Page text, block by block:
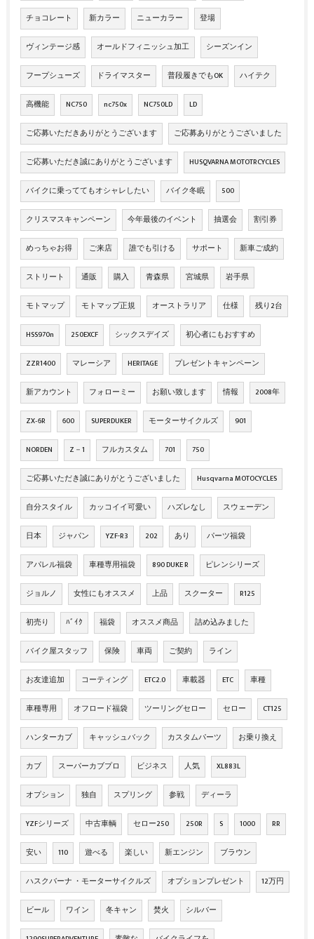
チョコレート 新カラー ニューカラー 登場
ヴィンテージ感 オールドフィニッシュ加工 シーズンイン
フープシューズ ドライマスター 普段履きでもOK ハイテク
高機能 NC750 nc750x NC750LD LD
ご応募いただきありがとうございます ご応募ありがとうございました
ご応募いただき誠にありがとうございます HUSQVARNA MOTOTRCYCLES
バイクに乗っててもオシャレしたい バイク冬眠 500
クリスマスキャンペーン 今年最後のイベント 抽選会 割引券
めっちゃお得 ご来店 誰でも引ける サポート 新車ご成約
ストリート 通販 購入 青森県 宮城県 岩手県
モトマップ モトマップ正規 オーストラリア 仕様 残り2台
HSS970n 250EXCF シックスデイズ 初心者にもおすすめ
ZZR1400 マレーシア HERITAGE プレゼントキャンペーン
新アカウント フォローミー お願い致します 情報 2008年
ZX‐6R 600 SUPERDUKER モーターサイクルズ 901
NORDEN Z－1 フルカスタム 701 750
ご応募いただき誠にありがとうございました Husqvarna MOTOCYCLES
自分スタイル カッコイイ可愛い ハズレなし スウェーデン
日本 ジャパン YZF-R3 202 あり パーツ福袋
アパレル福袋 車種専用福袋 890 DUKE R ピレンシリーズ
ジョルノ 女性にもオススメ 上品 スクーター R125
初売り ﾊﾞｲｸ 福袋 オススメ商品 詰め込みました
バイク屋スタッフ 保険 車両 ご契約 ライン
お友達追加 コーティング ETC2.0 車載器 ETC 車種
車種専用 オフロード福袋 ツーリングセロー セロー CT125
ハンターカブ キャッシュバック カスタムパーツ お乗り換え
カブ スーパーカブプロ ビジネス 人気 XL883L
オプション 独自 スプリング 参戦 ディーラ
YZFシリーズ 中古車輌 セロー250 250R S 1000 RR
安い 110 遊べる 楽しい 新エンジン ブラウン
ハスクバーナ ・モーターサイクルズ オプションプレゼント 12万円
ビール ワイン 冬キャン 焚火 シルバー